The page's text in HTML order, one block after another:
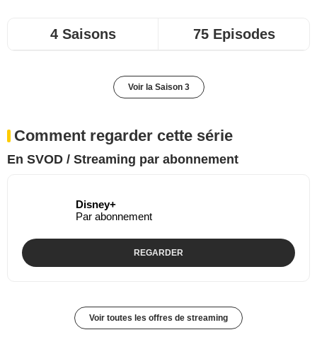
4 Saisons 75 Episodes
Voir la Saison 3
Comment regarder cette série
En SVOD / Streaming par abonnement
Disney+
Par abonnement
REGARDER
Voir toutes les offres de streaming